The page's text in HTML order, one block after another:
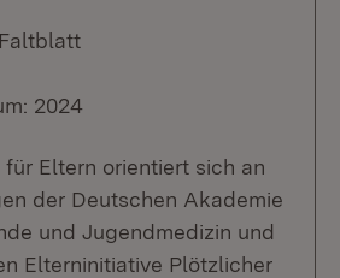
2024
Eltern orientiert sich an
der Deutschen Akademie
und Jugendmedizin und
Elterninitiative Plötzlicher